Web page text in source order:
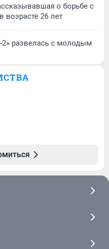
о борьбе с
возрасте 26 лет
2» развелась с молодым